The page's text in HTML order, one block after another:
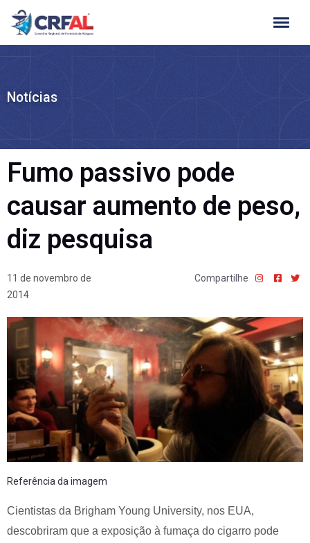
Ir
para
Notícias
Fumo passivo pode
causar aumento de peso,
diz pesquisa
11 de novembro de
2014
Compartilhe
Referência da imagem
Cientistas da Brigham Young University, nos EUA,
descobriram que a exposição à fumaça do cigarro pode